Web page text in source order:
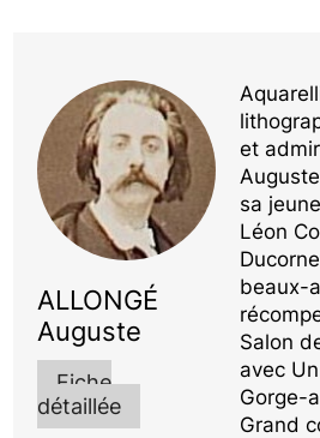
ALLONGÉ
Auguste
Fiche
détaillée
et
sa
Léon
beaux-
Salon
avec
Gorge-
Grand